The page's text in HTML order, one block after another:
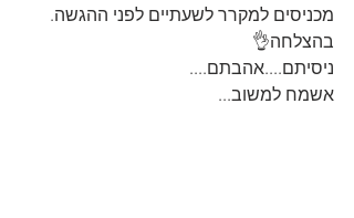
מכניסים למקרר לשעתיים לפני ההגשה.
בהצלחה👌
ניסיתם....אהבתם....
אשמח למשוב...